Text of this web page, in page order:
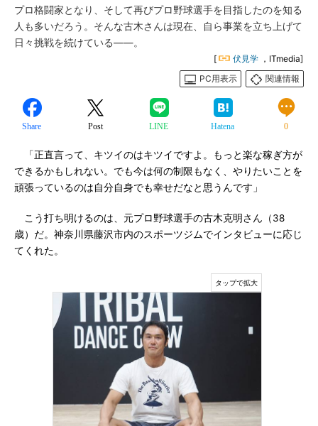
プロ格闘家となり、そして再びプロ野球選手を目指したのを知る
人も多いだろう。そんな古木さんは現在、自ら事業を立ち上げて
日々挑戦を続けている――。
[ 伏見学 ，ITmedia]
PC用表示
関連情報
Share Post LINE Hatena 0
「正直言って、キツイのはキツイですよ。もっと楽な稼ぎ方が
できるかもしれない。でも今は何の制限もなく、やりたいことを
頑張っているのは自分自身でも幸せだなと思うんです」
こう打ち明けるのは、元プロ野球選手の古木克明さん（38
歳）だ。神奈川県藤沢市内のスポーツジムでインタビューに応じ
てくれた。